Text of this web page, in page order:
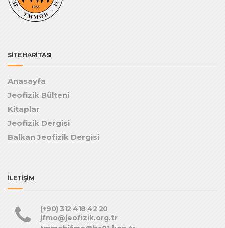
SİTE HARİTASI
Anasayfa
Jeofizik Bülteni
Kitaplar
Jeofizik Dergisi
Balkan Jeofizik Dergisi
İLETİŞİM
(+90) 312 418 42 20
jfmo@jeofizik.org.tr